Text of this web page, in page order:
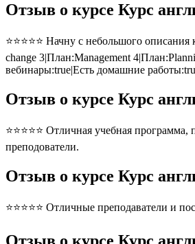
Отзыв о курсе Курс
⭐⭐⭐⭐⭐ Начну с небольшого
change 3|План:Management
вебинары:true|Есть домашние
Отзыв о курсе Курс
⭐⭐⭐⭐⭐ Отличная учебная
преподователи.
Отзыв о курсе Курс
⭐⭐⭐⭐⭐ Отличные преподаватели и
Отзыв о курсе Курс